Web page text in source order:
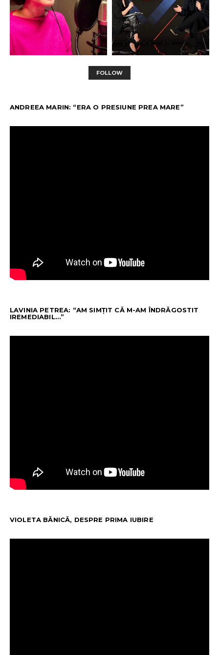
FOLLOW
ANDREEA MARIN: “ERA O PRESIUNE PREA MARE”
LAVINIA PETREA: “AM SIMȚIT CĂ M-AM ÎNDRĂGOSTIT
IREMEDIABIL…”
VIOLETA BĂNICĂ, DESPRE PRIMA IUBIRE